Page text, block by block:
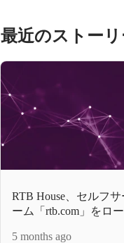
最近のストーリ
RTB House、セルフ
ーム「rtb.com」をロ
5 months ago